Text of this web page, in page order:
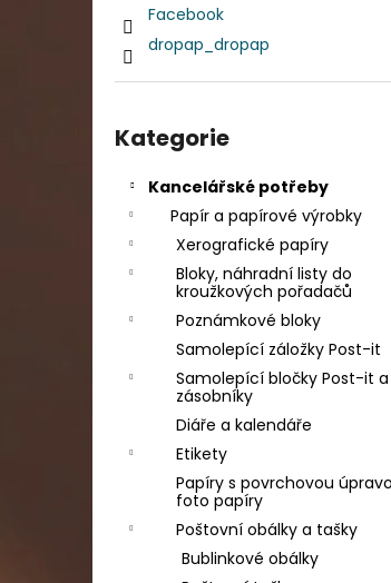
Facebook
dropap_dropap
kategorie
Kategorie
Kancelářské potřeby
Papír a papírové výrobky
Xerografické papíry
Bloky, náhradní listy do
kroužkových pořadačů
Poznámkové bloky
Samolepící záložky Post-it
Samolepící bločky Post-it a
zásobníky
Diáře a kalendáře
Etikety
Papíry s povrchovou
foto papíry
Poštovní obálky a tašky
Bublinkové obálky
DAHLE LAMINÁTOR 70103, A3, 2
Původně:2 667 Kč